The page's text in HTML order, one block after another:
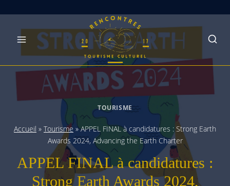
TOURISME
Accueil » Tourisme »APPEL FINAL à candidatures : Strong Earth
Awards 2024, Advancing the Earth Charter
APPEL FINAL à candidatures :
Strong Earth Awards 2024,